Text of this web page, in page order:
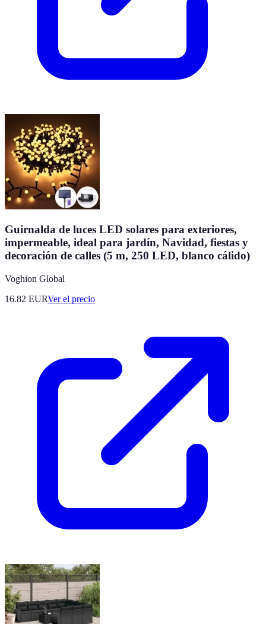
Guirnalda de luces LED solares para exteriores,
impermeable, ideal para jardín, Navidad, fiestas y
decoración de calles (5 m, 250 LED, blanco cálido)
Voghion Global
16.82 EURVer el precio